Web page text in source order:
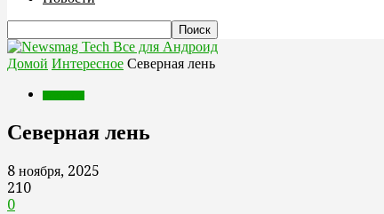
Все для Андроид
Домой Интересное Северная лень
Северная лень
8 ноября, 2025
210
0